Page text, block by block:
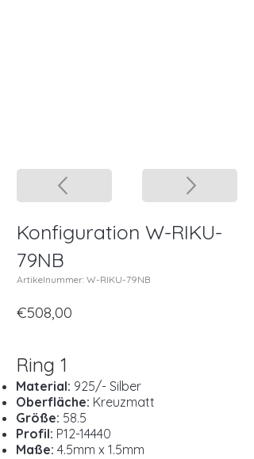
Konfiguration W-RIKU-
79NB
Artikelnummer: W-RIKU-79NB
€508,00
Ring 1
Material: 925/- Silber
Oberfläche: Kreuzmatt
Größe: 58.5
Profil: P12-14440
Maße: 4.5mm x 1.5mm